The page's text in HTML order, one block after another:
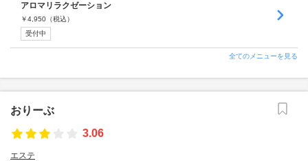
アロマリラクゼーション
￥4,950 （税込）
受付中
全てのメニューを見る
おりーぶ
3.06
エステ